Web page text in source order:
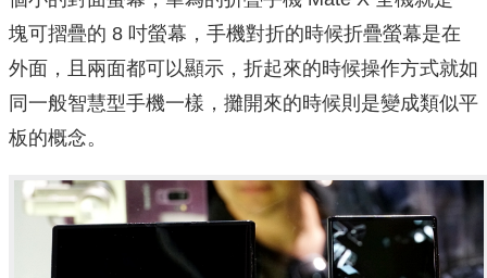
塊可摺疊的 8 吋螢幕，手機對折的時候折疊螢幕是在
外面，且兩面都可以顯示，折起來的時候操作方式就如
同一般智慧型手機一樣，攤開來的時候則是變成類似平
板的概念。